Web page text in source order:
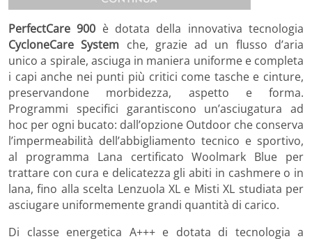
PerfectCare 900 è dotata della innovativa tecnologia
CycloneCare System che, grazie ad un flusso d’aria
unico a spirale, asciuga in maniera uniforme e completa
i capi anche nei punti più critici come tasche e cinture,
preservandone morbidezza, aspetto e forma.
Programmi specifici garantiscono un’asciugatura ad
hoc per ogni bucato: dall’opzione Outdoor che conserva
l’impermeabilità dell’abbigliamento tecnico e sportivo,
al programma Lana certificato Woolmark Blue per
trattare con cura e delicatezza gli abiti in cashmere o in
lana, fino alla scelta Lenzuola XL e Misti XL studiata per
asciugare uniformemente grandi quantità di carico.
Di classe energetica A+++ e dotata di tecnologia a